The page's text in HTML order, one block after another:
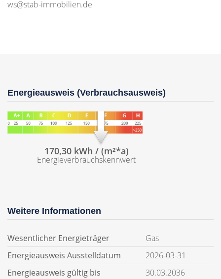
ws@stab-immobilien.de
Energieausweis (Verbrauchsausweis)
170,30 kWh / (m²*a)
Energieverbrauchskennwert
Weitere Informationen
Wesentlicher Energieträger
Gas
Energieausweis Ausstelldatum
2026-03-31
Energieausweis gültig bis
30.03.2036